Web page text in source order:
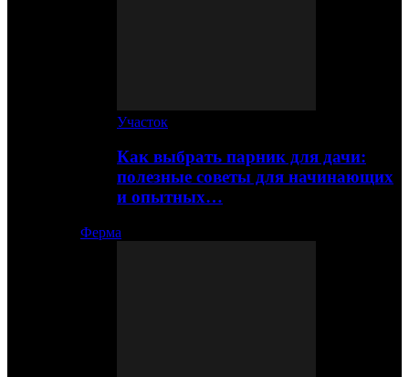
Участок
Как выбрать парник для дачи:
полезные советы для начинающих
и опытных…
Ферма